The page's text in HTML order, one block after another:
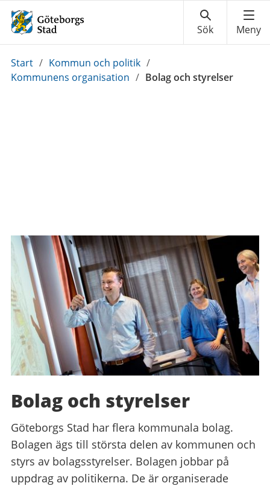
Du
är
Start / Kommun och politik /
Kommunens organisation / Bolag och styrelser
Bolag och styrelser
Göteborgs Stad har flera kommunala bolag.
Bolagen ägs till största delen av kommunen och
styrs av bolagsstyrelser. Bolagen jobbar på
uppdrag av politikerna. De är organiserade